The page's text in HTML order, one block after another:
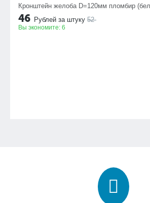
Кронштейн желоба D=120мм пломбир
46 Рублей за штуку 52
Вы экономите: 6